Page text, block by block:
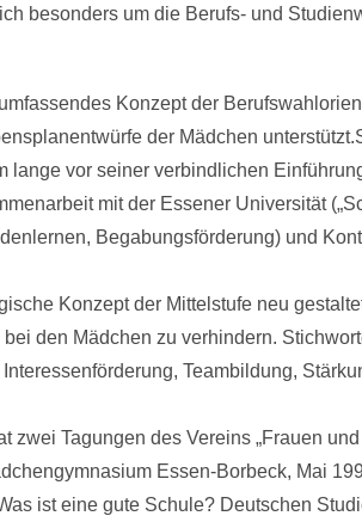
besonders um die Berufs- und
Konzept der
der Mädchen
lange vor seiner verbindlichen
mit der Essener Universität
Begabungsförderung) und
Konzept der Mittelstufe neu
den Mädchen zu verhindern.
Teambildung,
zwei Tagungen des Vereins „Frauen
Essen-Borbeck, Mai
ist eine gute Schule? Deutschen